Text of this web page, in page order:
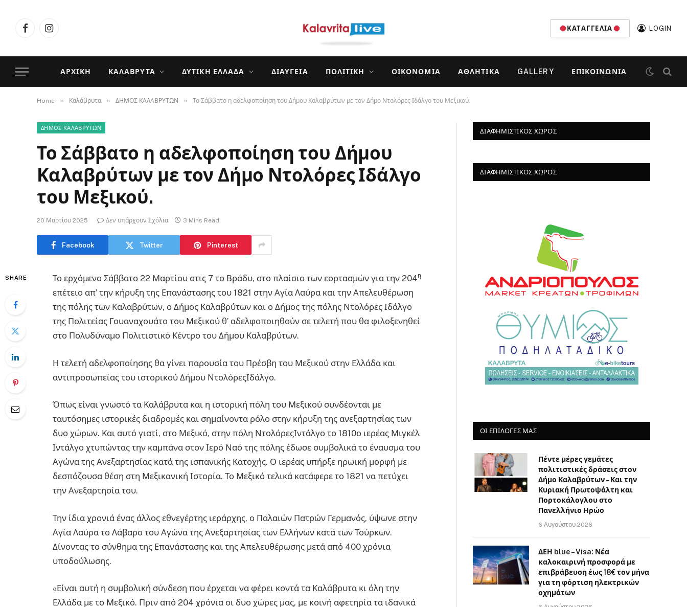
FacebookInstagram
ΚΑΤΑΓΓΕΛΊΑ LOGIN
ΑΡΧΙΚΉ ΚΑΛΆΒΡΥΤΑ ΔΥΤΙΚΉ ΕΛΛΆΔΑ ΔΙΑΎΓΕΙΑ ΠΟΛΙΤΙΚΉ ΟΙΚΟΝΟΜΊΑ ΑΘΛΗΤΙΚΆ GALLERY ΕΠΙΚΟΙΝΩΝΊΑ
Home » Καλάβρυτα » ΔΗΜΟΣ ΚΑΛΑΒΡΥΤΩΝ » Το Σάββατο η αδελφοποίηση του Δήμου Καλαβρύτων με τον Δήμο Ντολόρες Ιδάλγο του Μεξικού.
ΔΗΜΟΣ ΚΑΛΑΒΡΥΤΩΝ
Το Σάββατο η αδελφοποίηση του Δήμου
Καλαβρύτων με τον Δήμο Ντολόρες Ιδάλγο
του Μεξικού.
20 Μαρτίου 2025 Δεν υπάρχουν Σχόλια 3 Mins Read
Facebook Twitter Pinterest
SHARE Το ερχόμενο Σάββατο 22 Μαρτίου στις 7 το Βράδυ, στο πλαίσιο των εορτασμών για την 204η
επέτειο απ’ την κήρυξη της Επανάστασης του 1821 στην Αγία Λαύρα και την Απελευθέρωση
της πόλης των Καλαβρύτων, ο Δήμος Καλαβρύτων και ο Δήμος της πόλης Ντολόρες Ιδάλγο
της Πολιτείας Γουαναχουάτο του Μεξικού θ’ αδελφοποιηθούν σε τελετή που θα φιλοξενηθεί
στο Πολυδύναμο Πολιτιστικό Κέντρο του Δήμου Καλαβρύτων.
Η τελετή αδελφοποίησης θα γίνει παρουσία του Πρέσβη του Μεξικού στην Ελλάδα και
αντιπροσωπείας του ιστορικού Δήμου ΝτολόρεςΙδάλγο.
Όπως είναι γνωστό τα Καλάβρυτα και η ιστορική πόλη του Μεξικού συνδέονται με
ταυτόσημες ιστορικές διαδρομές και σημαίνοντα ρόλο στην κήρυξη της ανεξαρτησίας των
δυο χώρων. Και αυτό γιατί, στο Μεξικό, στην πόλη ΝτολόρεςΙντάλγο το 1810ο ιερέας Μιγκέλ
Ιντάλγο χτυπώντας την καμπάνα στον Ιερό Ναό της πόλης έδωσε συμβολικά το έναυσμα του
Αγώνα της Ανεξαρτησίας κατά της ισπανικής Κατοχής. Ο ιερέας υπήρξε ηρωική μορφή με
δεσπόζουσα θέση στη Μεξικανική Ιστορία. Το Μεξικό τελικά κατάφερε το 1821 να πετύχει
την Ανεξαρτησία του.
Την ίδια χρονιά ένας άλλος εθνεγέρτης ιεράρχης, ο Παλαιών Πατρών Γερμανός, ύψωνε στην
Αγία Λαύρα το Λάβαρο του Αγώνα της Ανεξαρτησίας των Ελλήνων κατά των Τούρκων.
Δίνοντας το σύνθημα της Επανάστασης και της Απελευθέρωσης μετά από 400 χρόνια
υποδούλωσης.
«Είναι αυτή η συμβολική σύνδεση που έρχεται να φέρει κοντά τα Καλάβρυτα κι όλη την
Ελλάδα με το Μεξικό. Πριν από 204 χρόνια οι δυο χώρες μας, με κοινή αφετηρία τα ιδανικά
ΔΙΑΦΗΜΙΣΤΙΚΌΣ ΧΏΡΟΣ
ΔΙΑΦΗΜΙΣΤΙΚΌΣ ΧΏΡΟΣ
ΟΙ ΕΠΙΛΟΓΈΣ ΜΑΣ
Πέντε μέρες γεμάτες
πολιτιστικές δράσεις στον
Δήμο Καλαβρύτων – Και την
Κυριακή Πρωτοψάλτη και
Πορτοκάλογλου στο
Πανελλήνιο Ηρώο
6 Αυγούστου 2026
ΔΕΗ blue – Visa: Νέα
καλοκαιρινή προσφορά με
επιβράβευση έως 18€ τον μήνα
για τη φόρτιση ηλεκτρικών
οχημάτων